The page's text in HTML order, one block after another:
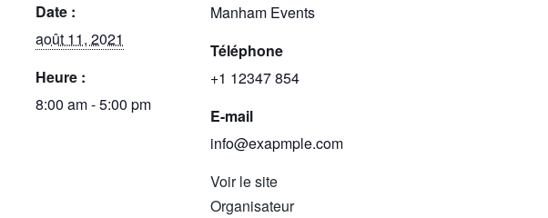
Date :
août 11, 2021
Heure :
8:00 am - 5:00 pm
Manham Events
Téléphone
+1 12347 854
E-mail
info@exapmple.com
Voir le site
Organisateur